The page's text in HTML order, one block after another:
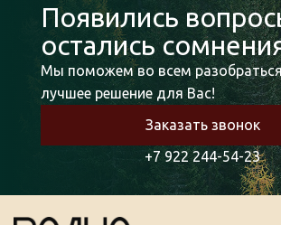
Появились
остались
Мы поможем во всем
лучшее решение для Вас!
Заказать звонок
+7 922 244-54-23